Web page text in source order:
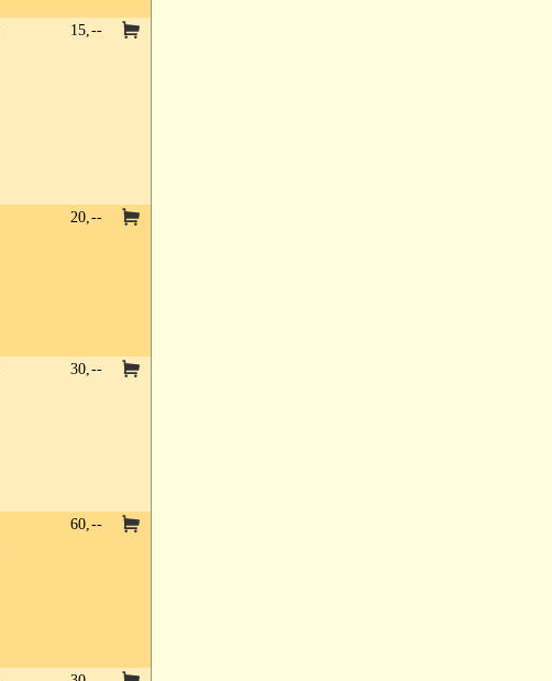
15,--
20,--
30,--
60,--